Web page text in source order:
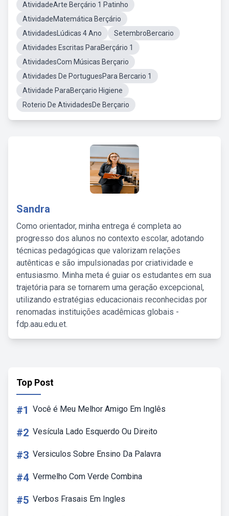
AtividadeArte Berçário 1 Patinho
AtividadeMatemática Berçário
AtividadesLúdicas 4 Ano
SetembroBercario
Atividades Escritas ParaBerçário 1
AtividadesCom Músicas Berçario
Atividades De PortuguesPara Bercario 1
Atividade ParaBerçario Higiene
Roterio De AtividadesDe Berçario
Sandra
Como orientador, minha entrega é completa ao
progresso dos alunos no contexto escolar, adotando
técnicas pedagógicas que valorizam relações
autênticas e são impulsionadas por criatividade e
entusiasmo. Minha meta é guiar os estudantes em sua
trajetória para se tornarem uma geração excepcional,
utilizando estratégias educacionais reconhecidas por
renomadas instituições acadêmicas globais -
fdp.aau.edu.et.
Top Post
#1 Você é Meu Melhor Amigo Em Inglês
#2 Vesícula Lado Esquerdo Ou Direito
#3 Versiculos Sobre Ensino Da Palavra
#4 Vermelho Com Verde Combina
#5 Verbos Frasais Em Ingles